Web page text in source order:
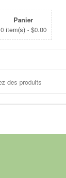
Panier
0 item(s) - $0.00